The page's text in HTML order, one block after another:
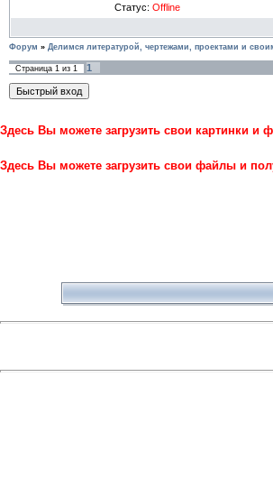
Статус: Offline
Форум » Делимся литературой, чертежами, проектами и
Страница 1 из 1
1
Здесь Вы можете загрузить свои картинки и
Здесь Вы можете загрузить свои файлы и